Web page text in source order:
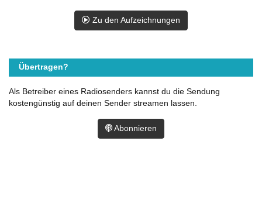
Zu den Aufzeichnungen
Übertragen?
Als Betreiber eines Radiosenders kannst du die Sendung
kostengünstig auf deinen Sender streamen lassen.
Abonnieren